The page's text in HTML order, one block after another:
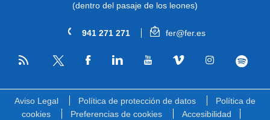
(dentro del pasaje de los leones)
941 271 271 fer@fer.es
RSS
Aviso Legal Política de protección de datos
Política de
cookies
Preferencias de cookies
Accesibilidad